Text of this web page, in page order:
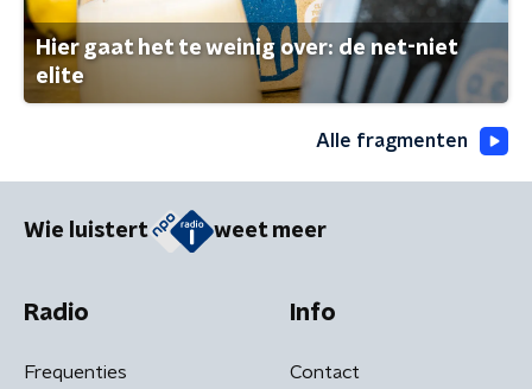
Hier gaat het te weinig over: de net-niet
elite
Alle fragmenten
Wie luistert weet meer
Radio
Frequenties
Info
Contact